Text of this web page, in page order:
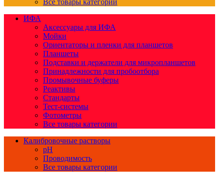
Все товары категории
ИФА
Аксессуары для ИФА
Мойки
Ориентаторы и пленки для планшетов
Планшеты
Подставки и держатели для микропланшетов
Принадлежности для пробоотбора
Промывочные буферы
Реактивы
Стандарты
Тест-системы
Фотометры
Все товары категории
Калибровочные растворы
pH
Проводимость
Все товары категории